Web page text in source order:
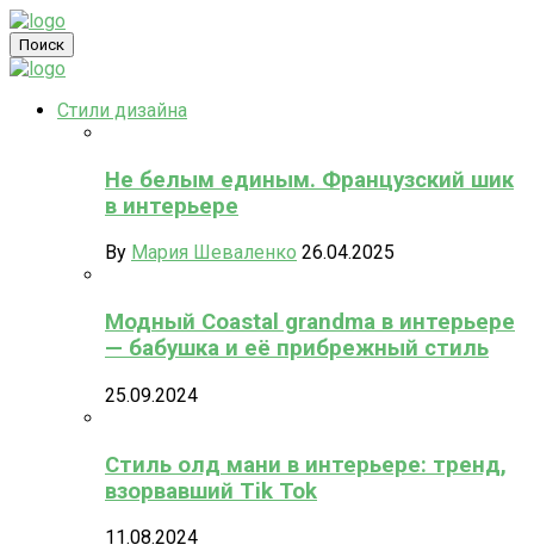
Поиск
Стили дизайна
Не белым единым. Французский шик
в интерьере
By Мария Шеваленко 26.04.2025
Модный Coastal grandma в интерьере
— бабушка и её прибрежный стиль
25.09.2024
Стиль олд мани в интерьере: тренд,
взорвавший Tik Tok
11.08.2024